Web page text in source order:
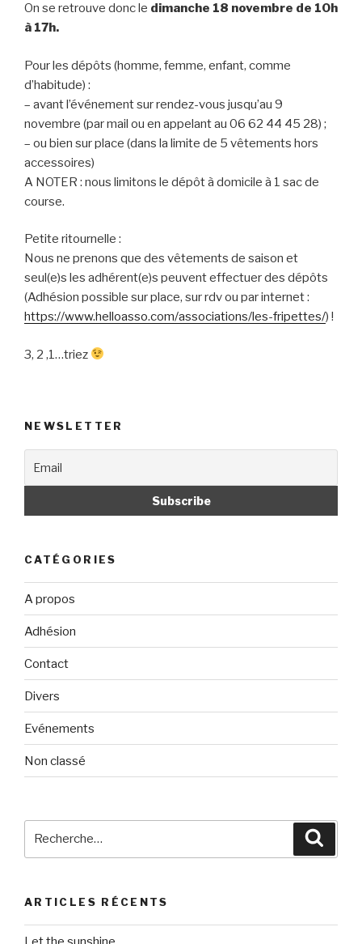
On se retrouve donc le dimanche 18 novembre de 10h
à 17h.
Pour les dépôts (homme, femme, enfant, comme
d’habitude) :
– avant l’événement sur rendez-vous jusqu’au 9
novembre (par mail ou en appelant au 06 62 44 45 28) ;
– ou bien sur place (dans la limite de 5 vêtements hors
accessoires)
A NOTER : nous limitons le dépôt à domicile à 1 sac de
course.
Petite ritournelle :
Nous ne prenons que des vêtements de saison et
seul(e)s les adhérent(e)s peuvent effectuer des dépôts
(Adhésion possible sur place, sur rdv ou par internet :
https://www.helloasso.com/associations/les-fripettes/) !
3, 2 ,1…triez
NEWSLETTER
CATÉGORIES
A propos
Adhésion
Contact
Divers
Evénements
Non classé
ARTICLES RÉCENTS